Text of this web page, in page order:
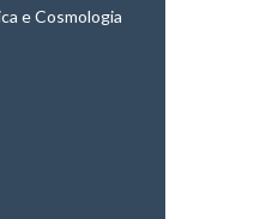
e Cosmologia